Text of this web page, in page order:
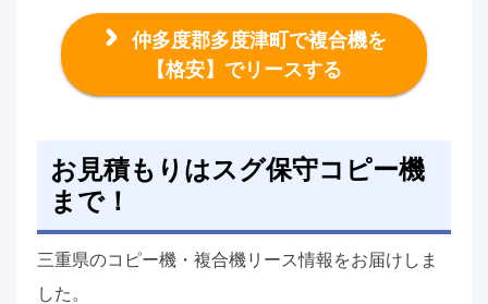
仲多度郡多度津町で複合機を
【格安】でリースする
お見積もりはスグ保守コピー機
まで！
三重県のコピー機・複合機リース情報をお届けしま
した。